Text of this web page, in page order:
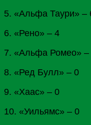
5. «Альфа Таури» –
6. «Рено» – 4
7. «Альфа Ромео» –
8. «Ред Булл» – 0
9. «Хаас» – 0
10. «Уильямс» – 0